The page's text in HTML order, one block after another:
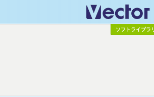
ソフトライブラ